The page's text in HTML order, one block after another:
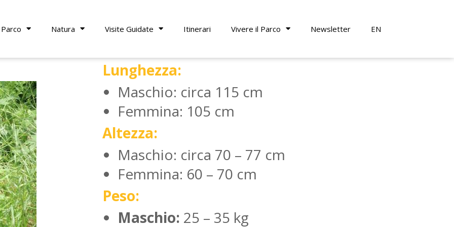
Natura Visite Guidate Itinerari Vivere il Parco Newsletter EN
Lunghezza:
Maschio: circa 115 cm
Femmina: 105 cm
Altezza:
Maschio: circa 70 – 77 cm
Femmina: 60 – 70 cm
Peso:
Maschio: 25 – 35 kg